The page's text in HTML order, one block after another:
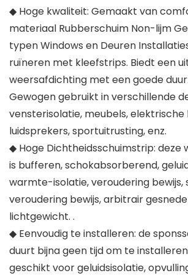
◆ Hoge kwaliteit: Gemaakt van
materiaal Rubberschuim Non-lijm
typen Windows en Deuren
ruïneren met kleefstrips. Biedt een
weersafdichting met een goede
Gewogen gebruikt in verschillende
vensterisolatie, meubels, elektrische
luidsprekers, sportuitrusting, enz.
◆ Hoge Dichtheidsschuimstrip: deze
is bufferen, schokabsorberend,
warmte-isolatie, veroudering bewijs,
veroudering bewijs, arbitrair
lichtgewicht. .
◆ Eenvoudig te installeren: de
duurt bijna geen tijd om te
geschikt voor geluidsisolatie,